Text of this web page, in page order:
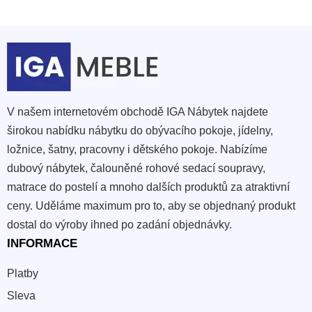
láhev bez přerovnávání skříněk.
Samostatný kus nábytkumůže doplnit jídelnu,
kuchyňský kout nebo domácí bar.
Úsporné využití prostoruse hodí tam, kde nechcete
přidávat uzavřenou skříň.
Snadné sladěníumožňuje propojit regál s dalším
dřevěným vybavením.
S čím regál kombinovat v jídelně a
funkční kontext. Vedle jídelního stolu působí přirozeně, u
V našem internetovém obchodě IGA Nábytek najdete
širokou nabídku nábytku do obývacího pokoje, jídelny,
ložnice, šatny, pracovny i dětského pokoje. Nabízíme
dubový nábytek, čalouněné rohové sedací soupravy,
matrace do postelí a mnoho dalších produktů za atraktivní
ceny. Uděláme maximum pro to, aby se objednaný produkt
dostal do výroby ihned po zadání objednávky.
INFORMACE
Platby
Sleva